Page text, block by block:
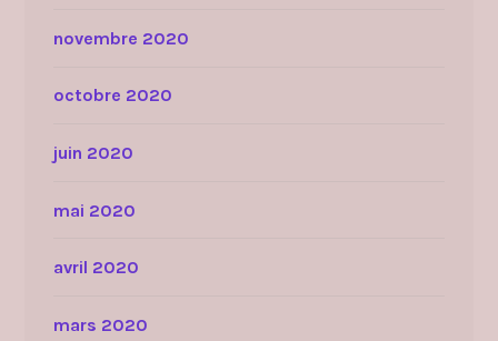
novembre 2020
octobre 2020
juin 2020
mai 2020
avril 2020
mars 2020